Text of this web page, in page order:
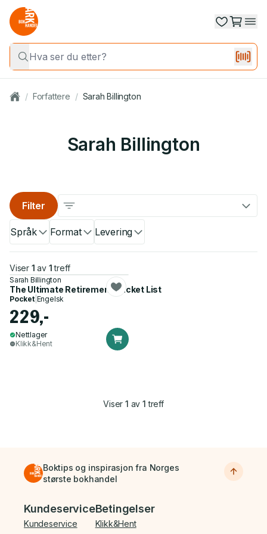
/ Forfattere / Sarah Billington
Sarah Billington
Språk Format Levering
Filter
Viser 1 av 1 treff
Sarah Billington
The Ultimate Retirement Bucket List
Pocket| Engelsk
229,-
Nettlager
Klikk&Hent
Viser1 av 1 treff
Boktips og inspirasjon fra Norges
største bokhandel
Bunnmeny
Kundeservice
Kundeservice
Betingelser
Klikk&Hent